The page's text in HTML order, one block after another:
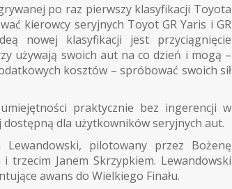
po raz pierwszy klasyfikacji Toyota
kierowcy seryjnych Toyot GR Yaris i GR
nowej klasyfikacji jest przyciągnięcie
używają swoich aut na co dzień i mogą –
kosztów – spróbować swoich sił
praktycznie bez ingerencji w
dla użytkowników seryjnych aut.
pilotowany przez Bożenę
trzecim Janem Skrzypkiem. Lewandowski
awans do Wielkiego Finału.